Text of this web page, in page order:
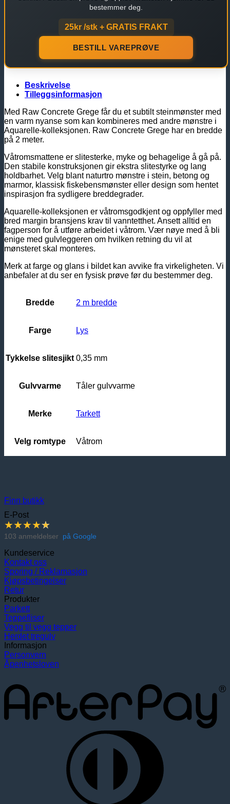
bestemmer deg.
25kr /stk + GRATIS FRAKT
BESTILL VAREPRØVE
Beskrivelse
Tilleggsinformasjon
Med Raw Concrete Grege får du et subtilt steinmønster med
en varm nyanse som kan kombineres med andre mønstre i
Aquarelle-kolleksjonen. Raw Concrete Grege har en bredde
på 2 meter.
Våtromsmattene er slitesterke, myke og behagelige å gå på.
Den stabile konstruksjonen gir ekstra slitestyrke og lang
holdbarhet. Velg blant naturtro mønstre i stein, betong og
marmor, klassisk fiskebensmønster eller design som hentet
inspirasjon fra sydligere breddegrader.
Aquarelle-kolleksjonen er våtromsgodkjent og oppfyller med
bred margin bransjens krav til vanntetthet. Ansett alltid en
fagperson for å utføre arbeidet i våtrom. Vær nøye med å bli
enige med gulvleggeren om hvilken retning du vil at
mønsteret skal monteres.
Merk at farge og glans i bildet kan avvike fra virkeligheten. Vi
anbefaler at du ser en fysisk prøve før du bestemmer deg.
Bredde 2 m bredde
Farge Lys
Tykkelse slitesjikt 0,35 mm
Gulvvarme Tåler gulvvarme
Merke Tarkett
Velg romtype Våtrom
Finn butikk
E-Post
★★★★★
103 anmeldelser på Google
Kundeservice
Kontakt oss
Sporing / Reklamasjon
Kjøpsbetingelser
Retur
Produkter
Parkett
Teppefliser
Vegg til vegg tepper
Herdet tregulv
Informasjon
Personvern
Åpenhetsloven